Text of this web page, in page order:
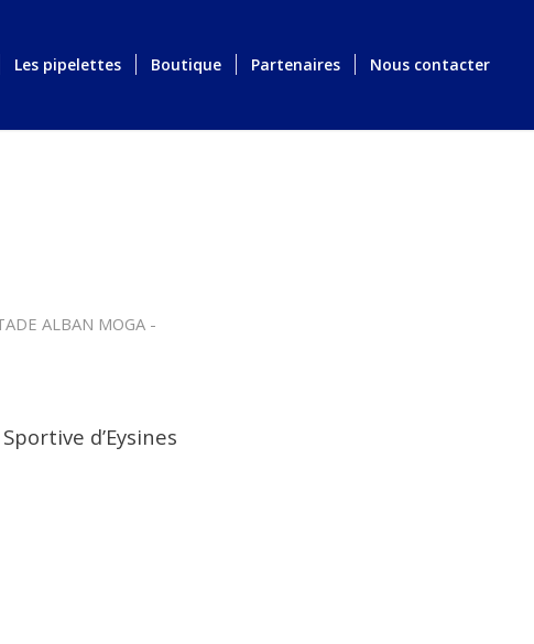
Les pipelettes Boutique Partenaires Nous contacter
ALBAN MOGA -
d’Eysines